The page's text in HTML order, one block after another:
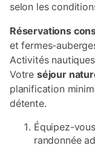
selon les
Réservations
et fermes-
Activités
Votre séjour
planification
détente.
Équipez-
randonnée